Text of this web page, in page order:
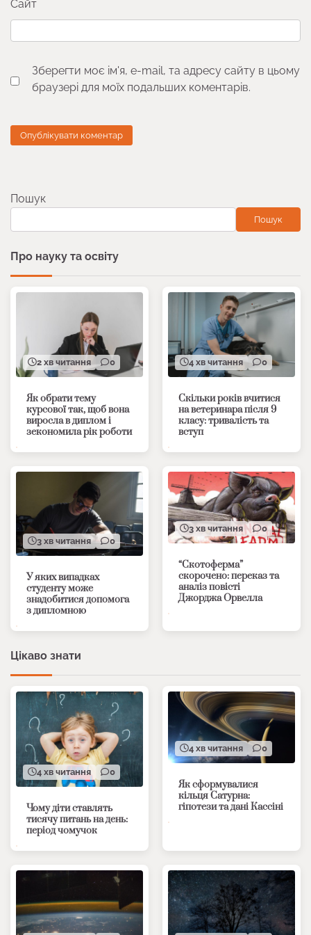
Сайт
Зберегти моє ім'я, e-mail, та адресу сайту в цьому
браузері для моїх подальших коментарів.
Пошук
Пошук
Про науку та освіту
2 хв читання 0
Як обрати тему
курсової так, щоб вона
виросла в диплом і
зекономила рік роботи
4 хв читання 0
Скільки років вчитися
на ветеринара після 9
класу: тривалість та
вступ
3 хв читання 0
У яких випадках
студенту може
знадобитися допомога
з дипломною
3 хв читання 0
“Скотоферма”
скорочено: переказ та
аналіз повісті
Джорджа Орвелла
Цікаво знати
4 хв читання 0
Чому діти ставлять
тисячу питань на день:
період чомучок
4 хв читання 0
Як сформувалися
кільця Сатурна:
гіпотези та дані Кассіні